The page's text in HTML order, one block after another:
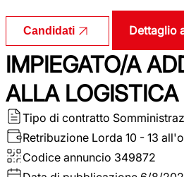
Candidati Dettaglio
IMPIEGATO/A
ALLA LOGISTICA
Tipo di contratto
Retribuzione Lorda 10 - 13
Codice annuncio 349872